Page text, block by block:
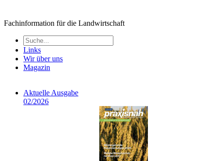
Fachinformation für die Landwirtschaft
Links
Wir über uns
Magazin
Aktuelle Ausgabe
02/2026